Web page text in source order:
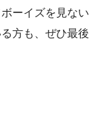
ーイズを見ない
方も、ぜひ最後